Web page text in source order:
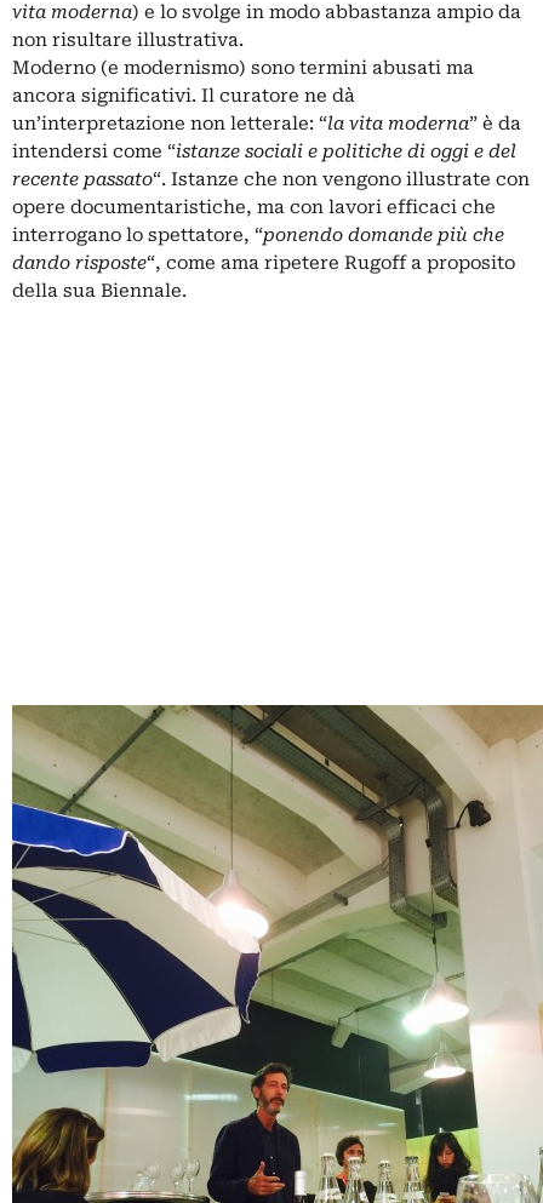
vita moderna) e lo svolge in modo abbastanza ampio da
non risultare illustrativa.
Moderno (e modernismo) sono termini abusati ma
ancora significativi. Il curatore ne dà
un’interpretazione non letterale: “la vita moderna” è da
intendersi come “istanze sociali e politiche di oggi e del
recente passato“. Istanze che non vengono illustrate con
opere documentaristiche, ma con lavori efficaci che
interrogano lo spettatore, “ponendo domande più che
dando risposte“, come ama ripetere Rugoffa proposito
della sua Biennale.